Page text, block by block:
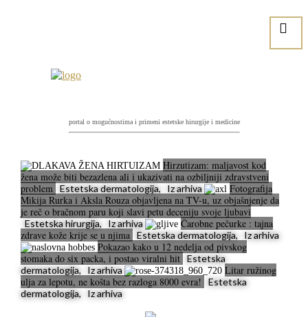
portal o mogućnostima i primeni estetske hirurgije i medicine
Hirzutizam: maljavost kod
žena može biti bezazlena ali i ukazivati na ozbiljniji zdravstveni
problem Estetska dermatologija, Iz arhiva
Fotografija
Mikija Rurka i Aksla Rouza objavljena na TV-u, uz objašnjenje da
je reč o bračnom paru koji slavi petu deceniju svoje ljubavi
Estetska hirurgija, Iz arhiva
Čarobne pečurke : tajna
zdrave kože krije se u njima Estetska dermatologija, Iz arhiva
Pokazao kako u 12 nedelja od pivskog
stomaka do six packa, i postao viralni hit Estetska
dermatologija, Iz arhiva
Litar ružinog
ulja za lepotu, ne košta bez razloga 8000 evra!
Estetska
dermatologija, Iz arhiva